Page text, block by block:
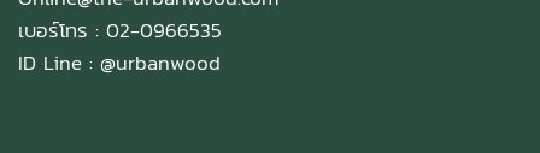
เบอร์โทร : 02-0966535
ID Line : @urbanwood